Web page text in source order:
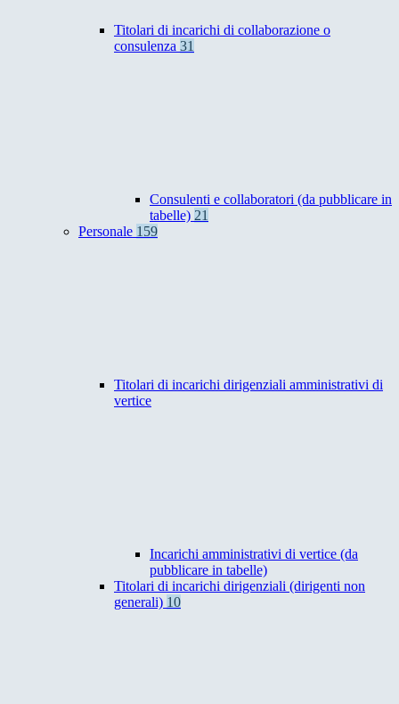
Titolari di incarichi di collaborazione o
consulenza 31
Consulenti e collaboratori (da pubblicare in
tabelle) 21
Personale 159
Titolari di incarichi dirigenziali amministrativi di
vertice
Incarichi amministrativi di vertice (da
pubblicare in tabelle)
Titolari di incarichi dirigenziali (dirigenti non
generali) 10